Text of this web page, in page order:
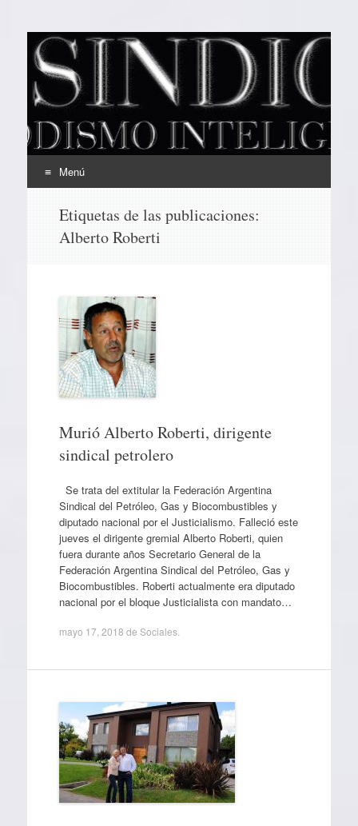
EL SINDICAL
Periodismo Inteligente
Menú
contenido
Etiquetas de las publicaciones:
Alberto Roberti
Murió Alberto Roberti, dirigente
sindical petrolero
Se trata del extitular la Federación Argentina
Sindical del Petróleo, Gas y Biocombustibles y
diputado nacional por el Justicialismo. Falleció este
jueves el dirigente gremial Alberto Roberti, quien
fuera durante años Secretario General de la
Federación Argentina Sindical del Petróleo, Gas y
Biocombustibles. Roberti actualmente era diputado
nacional por el bloque Justicialista con mandato…
mayo 17, 2018 de Sociales.